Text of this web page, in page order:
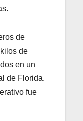
de
de
en un
de Florida,
fue